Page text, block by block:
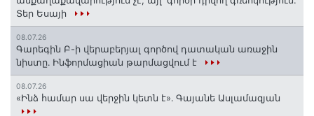
Տեր Եսայի
08.07.26
Գարեգին Բ-ի վերաբերյալ գործով դատական առաջին
նիստը․ Ինֆորմացիան թարմացվում է
08.07.26
«Ինձ համար սա վերջին կետն է»․ Գայանե Ասլամազյան